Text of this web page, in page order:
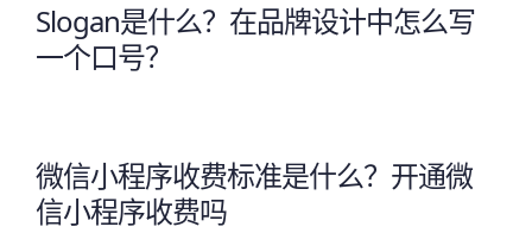
Slogan是什么？在品牌设计中怎么写
一个口号？
微信小程序收费标准是什么？开通微
信小程序收费吗